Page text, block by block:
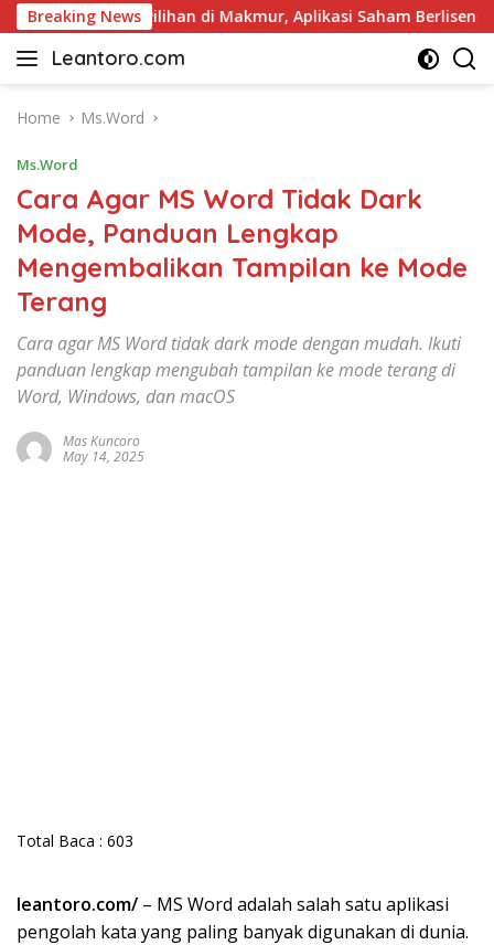
Skip
to
content
Breaking News
Pariwisata Pilihan di Makmur, Aplikasi Saham Berlisensi OJK
Leantoro.com
Jasa
Artikel,
dan
Digital
Marketing
–
Ciptakan
Cerita,
Membangun
Citra
Home Ms.Word
Ms.Word
Cara Agar MS Word Tidak Dark
Mode, Panduan Lengkap
Mengembalikan Tampilan ke Mode
Terang
Cara agar MS Word tidak dark mode dengan mudah. Ikuti
panduan lengkap mengubah tampilan ke mode terang di
Word, Windows, dan macOS
Mas Kuncoro
May 14, 2025
Total Baca : 603
leantoro.com/ – MS Word adalah salah satu aplikasi
pengolah kata yang paling banyak digunakan di dunia.